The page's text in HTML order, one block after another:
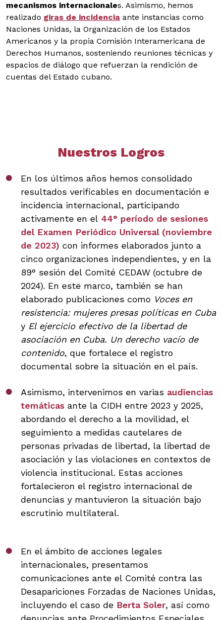
mecanismos internacionales. Asimismo, hemos
realizado giras de incidencia ante instancias como
Naciones Unidas, la Organización de los Estados
Americanos y la propia Comisión Interamericana de
Derechos Humanos, sosteniendo reuniones técnicas y
espacios de diálogo que refuerzan la rendición de
cuentas del Estado cubano.
Nuestros Logros
En los últimos años hemos consolidado
resultados verificables en documentación e
incidencia internacional, participando
activamente en el 44° período de sesiones
del Examen Periódico Universal (noviembre
de 2023) con informes elaborados junto a
cinco organizaciones independientes, y en la
89° sesión del Comité CEDAW (octubre de
2024). En este marco, también se han
elaborado publicaciones como Voces en
resistencia: mujeres presas políticas en Cuba
y El ejercicio efectivo de la libertad de
asociación en Cuba. Un derecho vacío de
contenido, que fortalece el registro
documental sobre la situación en el país.
Asimismo, intervenimos en varias audiencias
temáticas ante la CIDH entre 2023 y 2025,
abordando el derecho a la movilidad, el
seguimiento a medidas cautelares de
personas privadas de libertad, la libertad de
asociación y las violaciones en contextos de
violencia institucional. Estas acciones
fortalecieron el registro internacional de
denuncias y mantuvieron la situación bajo
escrutinio multilateral.
En el ámbito de acciones legales
internacionales, presentamos
comunicaciones ante el Comité contra las
Desapariciones Forzadas de Naciones Unidas,
incluyendo el caso de Berta Soler, así como